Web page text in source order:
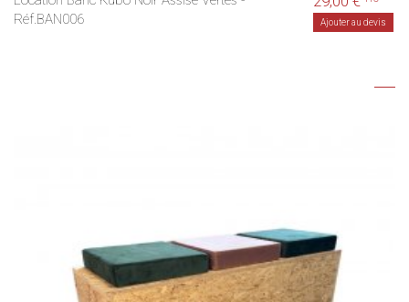
Réf.BAN006
Ajouter au devis